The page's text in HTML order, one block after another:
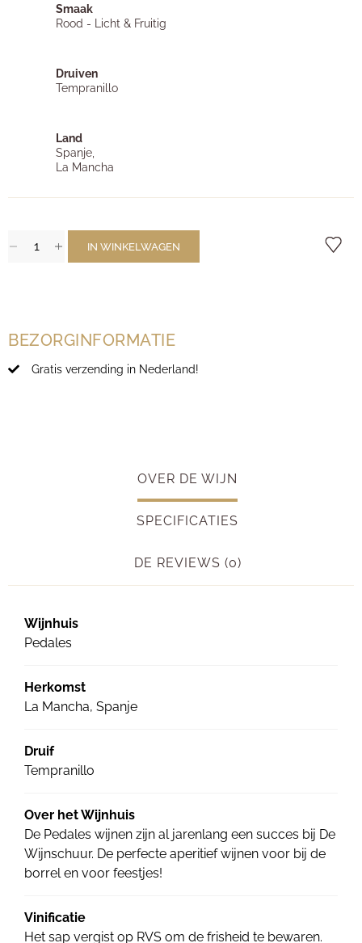
Smaak
Rood - Licht & Fruitig
Druiven
Tempranillo
Land
Spanje,
La Mancha
IN WINKELWAGEN
BEZORGINFORMATIE
Gratis verzending in Nederland!
OVER DE WIJN
SPECIFICATIES
DE REVIEWS (0)
Wijnhuis
Pedales
Herkomst
La Mancha, Spanje
Druif
Tempranillo
Over het Wijnhuis
De Pedales wijnen zijn al jarenlang een succes bij De
Wijnschuur. De perfecte aperitief wijnen voor bij de
borrel en voor feestjes!
Vinificatie
Het sap vergist op RVS om de frisheid te bewaren.